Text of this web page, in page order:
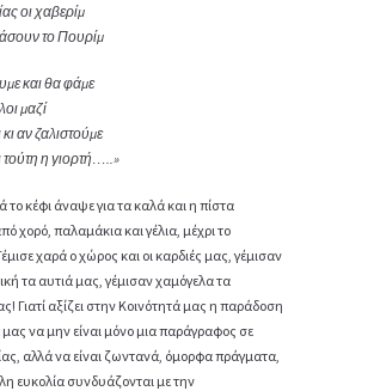
οι χαβερίμ
το Πουρίμ
και θα φάμε
μαζί
κι αν ζαλιστούμε
τούτη η γιορτή…..»
κέφι άναψε για τα καλά και η πίστα
χορό, παλαμάκια και γέλια, μέχρι το
χαρά ο χώρος και οι καρδιές μας, γέμισαν
τα αυτιά μας, γέμισαν χαμόγελα τα
Γιατί αξίζει στην Κοινότητά μας η παράδοση
μας να μην είναι μόνο μια παράγραφος σε
αλλά να είναι ζωντανά, όμορφα πράγματα,
ευκολία συνδυάζονται με την